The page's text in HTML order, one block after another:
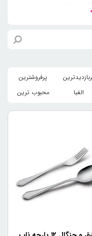
در ادامه، به
چنگال
شیک و حرفه‌ای
تولید می‌شود و
برای جمع‌های کوچک
مختلفی که به
پرفروشترین
الفبا محبوب ترین